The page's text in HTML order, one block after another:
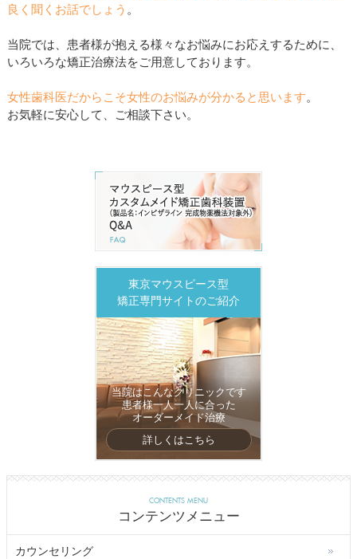
良く聞くお話でしょう 。
当院では、患者様が抱える様々なお悩みにお応えするために、
いろいろな矯正治療法をご用意しております。
女性歯科医だからこそ女性のお悩みが分かると思います。
お気軽に安心して、ご相談下さい。
東京マウスピース型
矯正専門サイトのご紹介
当院はこんなクリニックです
患者様一人一人に合った
オーダーメイド治療
詳しくはこちら
CONTENTS MENU
コンテンツメニュー
カウンセリング